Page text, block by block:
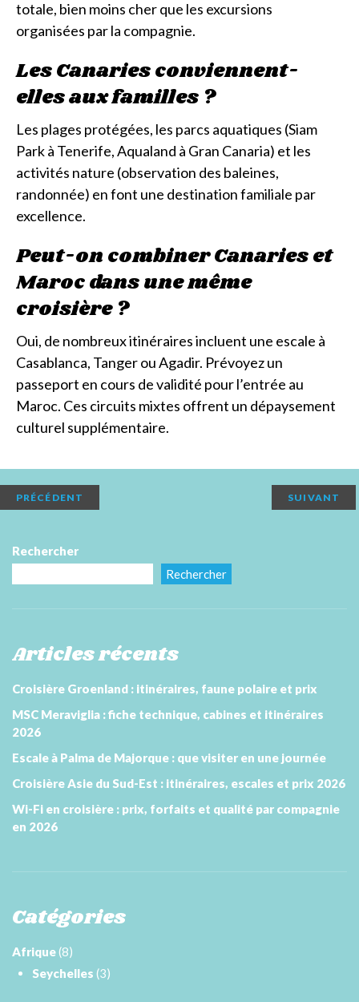
totale, bien moins cher que les excursions
organisées par la compagnie.
Les Canaries conviennent-
elles aux familles ?
Les plages protégées, les parcs aquatiques (Siam
Park à Tenerife, Aqualand à Gran Canaria) et les
activités nature (observation des baleines,
randonnée) en font une destination familiale par
excellence.
Peut-on combiner Canaries et
Maroc dans une même
croisière ?
Oui, de nombreux itinéraires incluent une escale à
Casablanca, Tanger ou Agadir. Prévoyez un
passeport en cours de validité pour l’entrée au
Maroc. Ces circuits mixtes offrent un dépaysement
culturel supplémentaire.
PRÉCÉDENT SUIVANT
Rechercher
Rechercher
Articles récents
Croisière Groenland : itinéraires, faune polaire et prix
MSC Meraviglia : fiche technique, cabines et itinéraires
2026
Escale à Palma de Majorque : que visiter en une journée
Croisière Asie du Sud-Est : itinéraires, escales et prix 2026
Wi-Fi en croisière : prix, forfaits et qualité par compagnie
en 2026
Catégories
Afrique(8)
Seychelles (3)